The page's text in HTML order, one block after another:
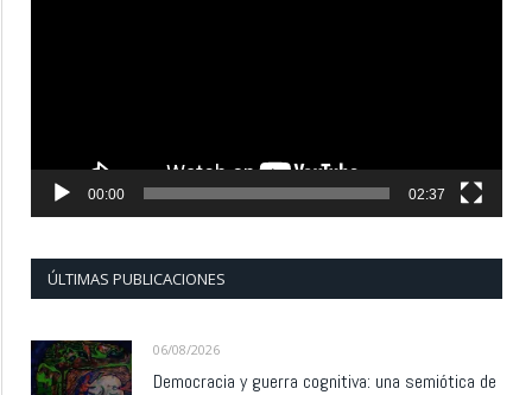
00:00 02:37
ÚLTIMAS PUBLICACIONES
06/08/2026
Democracia y guerra cognitiva: una semiótica de